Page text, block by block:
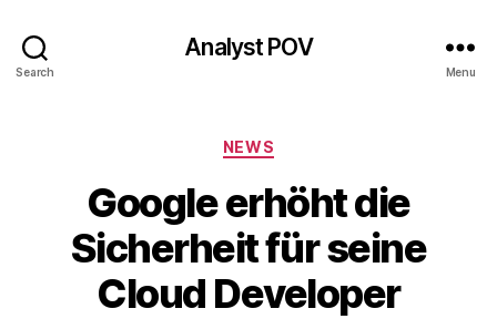
Search
Analyst POV
Menu
Categories
NEWS
Google erhöht die
Sicherheit für seine
Cloud Developer